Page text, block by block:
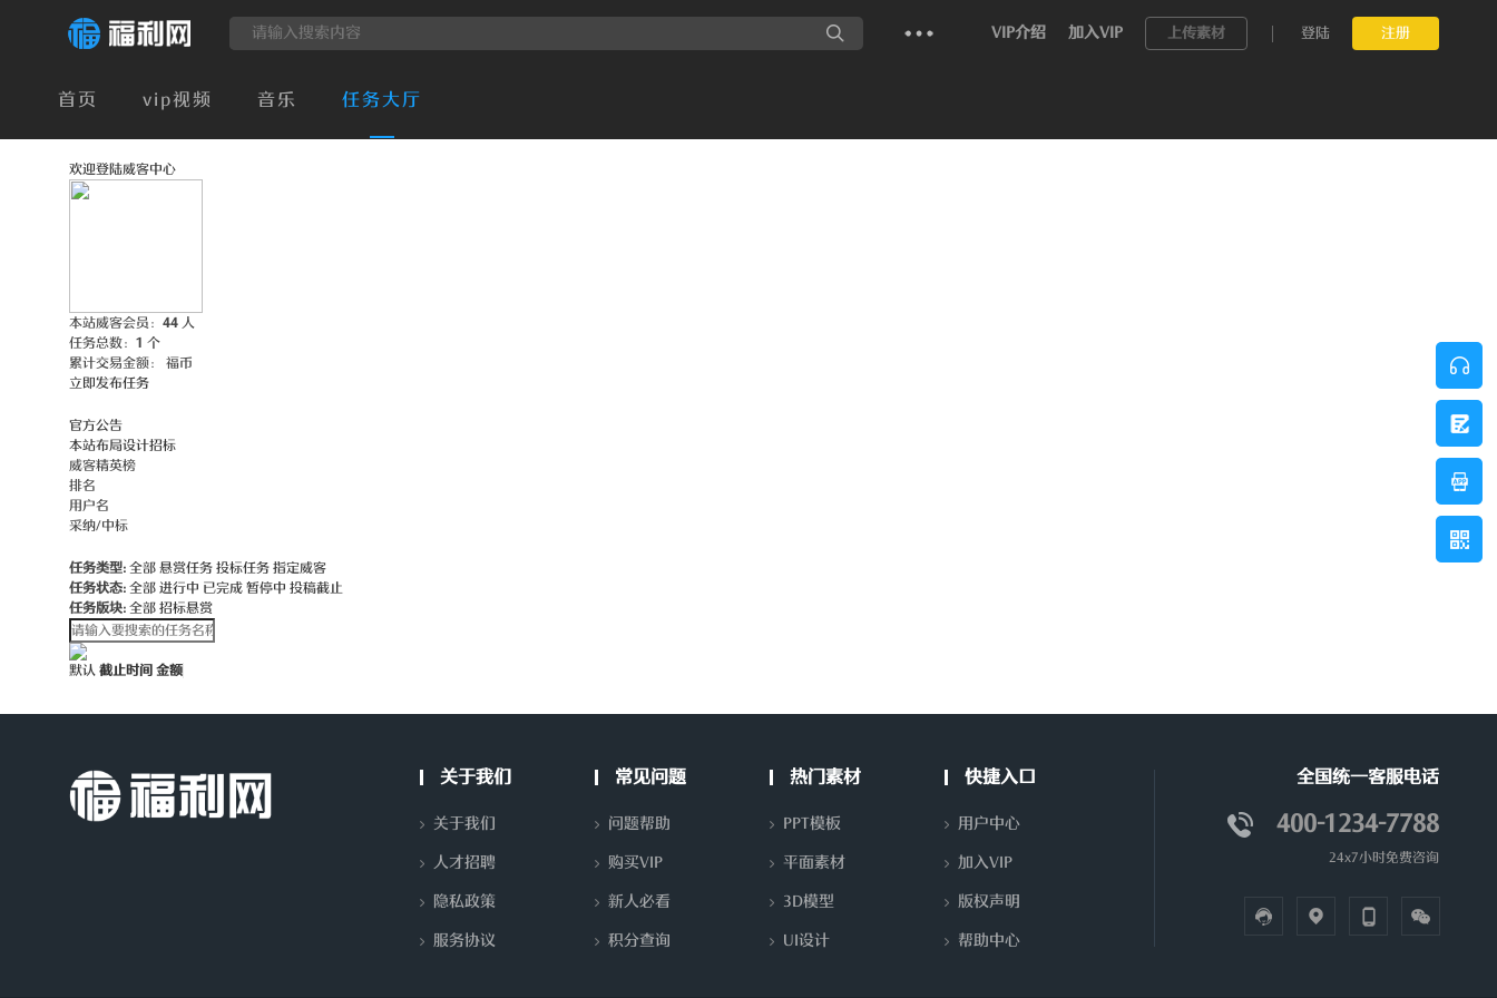
VIP介绍 加入VIP 上传素材 登陆 注册
首页 vip视频 音乐 任务大厅
欢迎登陆威客中心
本站威客会员： 44 人
任务总数： 1 个
累计交易金额：
福币
立即发布任务
官方公告
本站布局设计招标
威客精英榜
排名
用户名
采纳/中标
任务类型: 全部 悬赏任务 投标任务 指定威客
任务状态: 全部 进行中 已完成 暂停中 投稿截止
任务版块: 全部 招标悬赏
默认 截止时间 金额
关于我们
关于我们
人才招聘
隐私政策
服务协议
常见问题
问题帮助
购买VIP
新人必看
积分查询
热门素材
PPT模板
平面素材
3D模型
UI设计
快捷入口
用户中心
加入VIP
版权声明
帮助中心
全国统一客服电话
400-1234-7788
24x7小时免费咨询